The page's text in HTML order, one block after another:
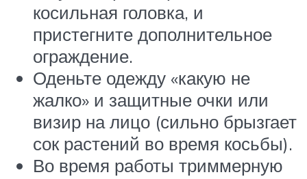
косильная головка, и
пристегните дополнительное
ограждение.
Оденьте одежду «какую не
жалко» и защитные очки или
визир на лицо (сильно брызгает
сок растений во время косьбы).
Во время работы триммерную